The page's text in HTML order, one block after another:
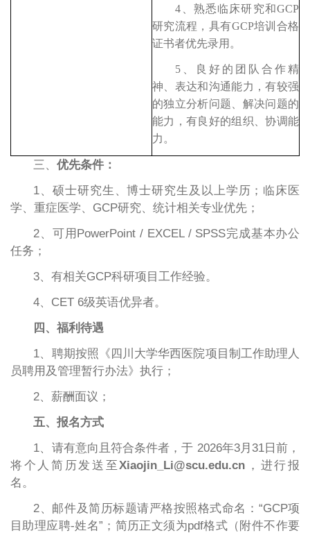
4、 熟悉临床研究和GCP
研究流程，具有GCP培训合格
证书者优先录用。
5、良好的团队合作精
神、表达和沟通能力，有较强
的独立分析问题、解决问题的
能力，有良好的组织、协调能
力。
三、优先条件：
1、硕士研究生、博士研究生及以上学历；临床医
学、重症医学、GCP研究、统计相关专业优先；
2、可用PowerPoint / EXCEL / SPSS完成基本办公
任务；
3、有相关GCP科研项目工作经验。
4、CET 6级英语优异者。
四、福利待遇
1、聘期按照《四川大学华西医院项目制工作助理人
员聘用及管理暂行办法》执行；
2、薪酬面议；
五、报名方式
1、请有意向且符合条件者，于 2026年3月31日前，
将个人简历发送至Xiaojin_Li@scu.edu.cn ，进行报
名。
2、邮件及简历标题请严格按照格式命名：“GCP项
目助理应聘-姓名”；简历正文须为pdf格式（附件不作要